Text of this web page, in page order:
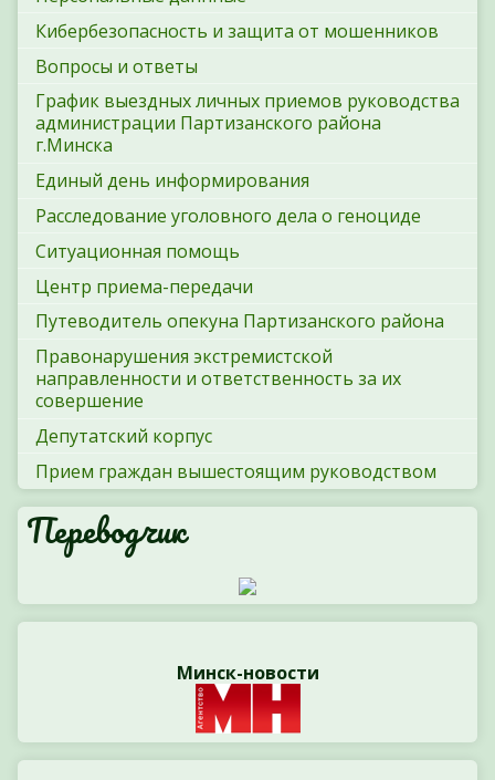
Кибербезопасность и защита от мошенников
Вопросы и ответы
График выездных личных приемов руководства
администрации Партизанского района
г.Минска
Единый день информирования
Расследование уголовного дела о геноциде
Ситуационная помощь
Центр приема-передачи
Путеводитель опекуна Партизанского района
Правонарушения экстремистской
направленности и ответственность за их
совершение
Депутатский корпус
Прием граждан вышестоящим руководством
Переводчик
Минск-новости